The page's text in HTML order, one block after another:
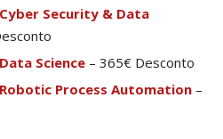
Security & Data
Science – 365€ Desconto
Process Automation –